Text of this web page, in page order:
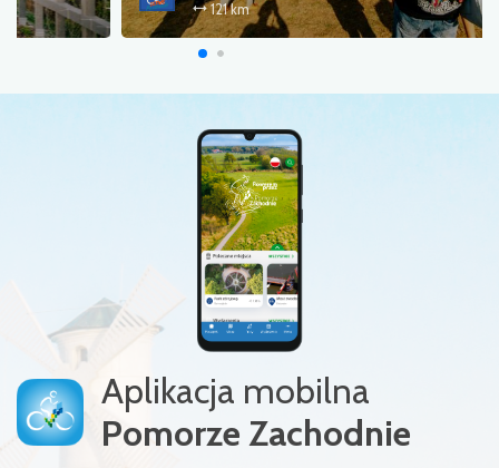
336 km
Aplikacja mobilna
Pomorze Zachodnie